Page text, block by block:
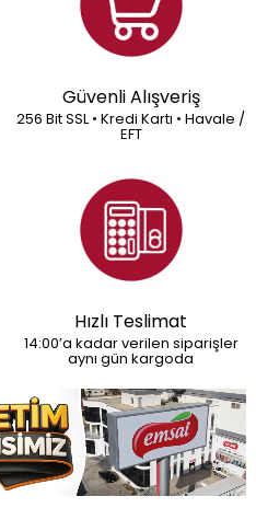
Güvenli Alışveriş
256 Bit SSL • Kredi Kartı • Havale /
EFT
Hızlı Teslimat
14:00’a kadar verilen siparişler
aynı gün kargoda